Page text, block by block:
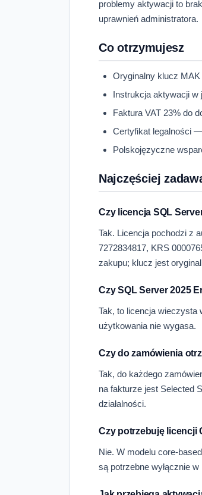
problemy aktywacji to
uprawnień administratora.
Co otrzymujesz
Oryginalny klucz
Instrukcja aktywacji w
Faktura VAT 23% do
Certyfikat legalności
Polskojęzyczne
Najczęściej
Czy licencja SQL
Tak. Licencja pochodzi z
7272834817, KRS
zakupu; klucz jest
Czy SQL Server 2025
Tak, to licencja wieczysta
użytkowania nie wygasa.
Czy do zamówienia
Tak, do każdego
na fakturze jest Selected
działalności.
Czy potrzebuję licencji
Nie. W modelu core-
są potrzebne wyłącznie